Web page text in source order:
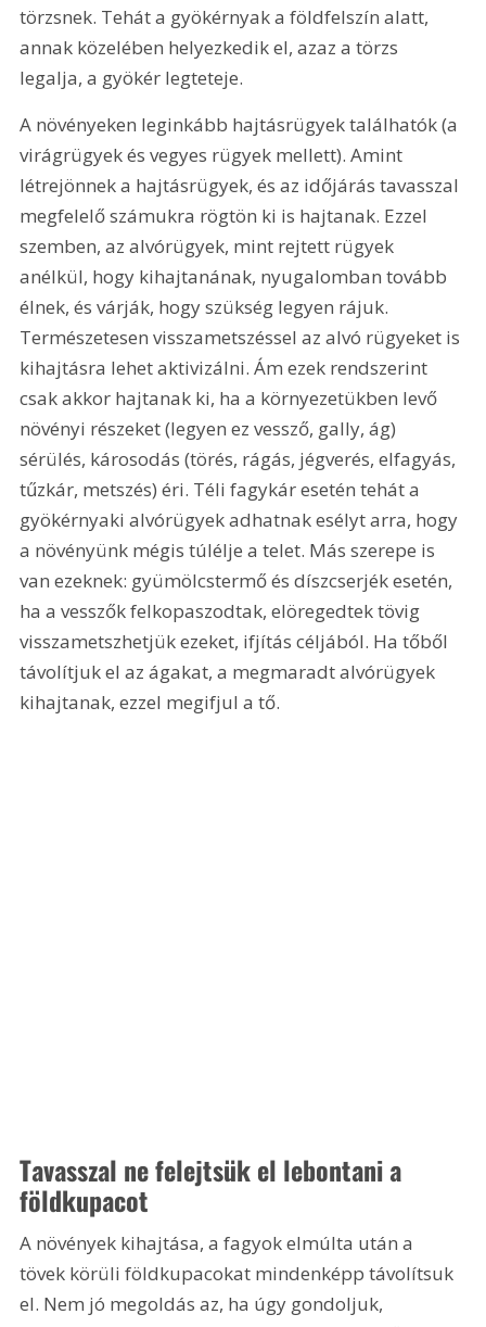
törzsnek. Tehát a gyökérnyak a földfelszín alatt,
annak közelében helyezkedik el, azaz a törzs
legalja, a gyökér legteteje.
A növényeken leginkább hajtásrügyek találhatók (a
virágrügyek és vegyes rügyek mellett). Amint
létrejönnek a hajtásrügyek, és az időjárás tavasszal
megfelelő számukra rögtön ki is hajtanak. Ezzel
szemben, az alvórügyek, mint rejtett rügyek
anélkül, hogy kihajtanának, nyugalomban tovább
élnek, és várják, hogy szükség legyen rájuk.
Természetesen visszametszéssel az alvó rügyeket is
kihajtásra lehet aktivizálni. Ám ezek rendszerint
csak akkor hajtanak ki, ha a környezetükben levő
növényi részeket (legyen ez vessző, gally, ág)
sérülés, károsodás (törés, rágás, jégverés, elfagyás,
tűzkár, metszés) éri. Téli fagykár esetén tehát a
gyökérnyaki alvórügyek adhatnak esélyt arra, hogy
a növényünk mégis túlélje a telet. Más szerepe is
van ezeknek: gyümölcstermő és díszcserjék esetén,
ha a vesszők felkopaszodtak, elöregedtek tövig
visszametszhetjük ezeket, ifjítás céljából. Ha tőből
távolítjuk el az ágakat, a megmaradt alvórügyek
kihajtanak, ezzel megifjul a tő.
Tavasszal ne felejtsük el lebontani a
földkupacot
A növények kihajtása, a fagyok elmúlta után a
tövek körüli földkupacokat mindenképp távolítsuk
el. Nem jó megoldás az, ha úgy gondoljuk,